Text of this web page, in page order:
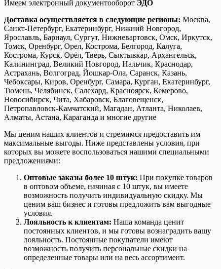
Имеем электронный документооборот ЭДО
Доставка осуществляется в следующие регионы: Москва,
Санкт-Петербург, Екатеринбург, Нижний Новгород,
Ярославль, Барнаул, Сургут, Нижневартовск, Омск, Иркутск,
Томск, Оренбург, Орел, Кострома, Белгород, Калуга,
Кострома, Курск, Орёл, Тверь, Сыктывкар, Архангельск,
Калининград, Великий Новгород, Нальчик, Краснодар,
Астрахань, Волгоград, Йошкар-Ола, Саранск, Казань,
Чебоксары, Киров, Оренбург, Самара, Курган, Екатеринбург,
Тюмень, Челябинск, Салехард, Красноярск, Кемерово,
Новосибирск, Чита, Хабаровск, Благовещенск,
Петропавловск-Камчатский, Магадан, Атланта, Николаев,
Алматы, Астана, Караганда и многие другие
Мы ценим наших клиентов и стремимся предоставить им
максимальные выгоды. Ниже представлены условия, при
которых вы можете воспользоваться нашими специальными
предложениями:
Оптовые заказы более 10 штук: При покупке товаров
в оптовом объеме, начиная с 10 штук, вы имеете
возможность получить индивидуальную скидку. Мы
ценим ваш бизнес и готовы предложить вам выгодные
условия.
Лояльность к клиентам: Наша команда ценит
постоянных клиентов, и мы готовы вознаградить вашу
лояльность. Постоянные покупатели имеют
возможность получить персональные скидки на
определенные товары или на весь ассортимент.